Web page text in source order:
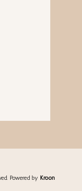
Powered by Kroon